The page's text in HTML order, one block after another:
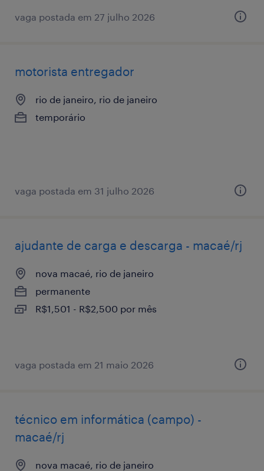
vaga postada em 27 julho 2026
motorista entregador
rio de janeiro, rio de janeiro
temporário
vaga postada em 31 julho 2026
ajudante de carga e descarga - macaé/rj
nova macaé, rio de janeiro
permanente
R$1,501 - R$2,500 por mês
vaga postada em 21 maio 2026
técnico em informática (campo) -
macaé/rj
nova macaé, rio de janeiro